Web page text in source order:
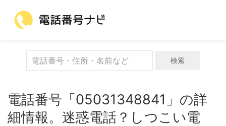
検索
電話番号「05031348841」の詳
細情報。迷惑電話？しつこい電